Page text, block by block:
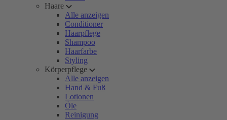
Haare
Alle anzeigen
Conditioner
Haarpflege
Shampoo
Haarfarbe
Styling
Körperpflege
Alle anzeigen
Hand & Fuß
Lotionen
Öle
Reinigung